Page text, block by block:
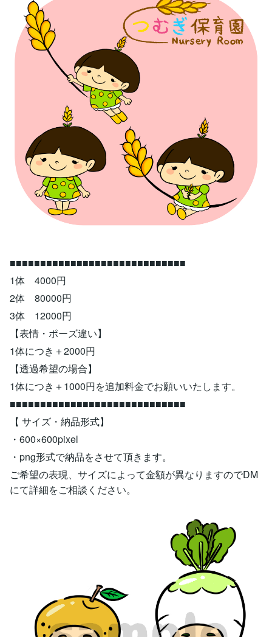
■■■■■■■■■■■■■■■■■■■■■■■■■■■■■
1体 4000円
2体 80000円
3体 12000円
【表情・ポーズ違い】
1体につき＋2000円
【透過希望の場合】
1体につき＋1000円を追加料金でお願いいたします。
■■■■■■■■■■■■■■■■■■■■■■■■■■■■■
【 サイズ・納品形式】
・600×600pixel
・png形式で納品をさせて頂きます。
ご希望の表現、サイズによって金額が異なりますのでDM
にて詳細をご相談ください。